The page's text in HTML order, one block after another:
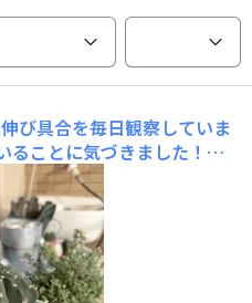
び具合を毎日観察していま
ることに気づきました！
てぱっと咲いて1日で萎れ
で、見逃さないように毎日